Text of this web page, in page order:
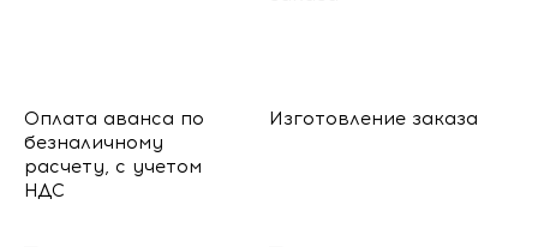
Оплата аванса по
безналичному
расчету, с учетом
НДС
Изготовление заказа